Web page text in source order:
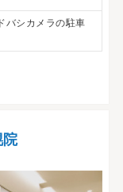
バシカメラの駐車
院